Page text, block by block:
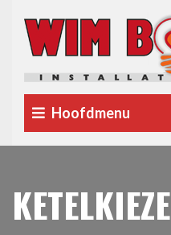
Hoofdmenu